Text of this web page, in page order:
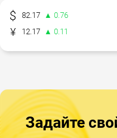
82.17 ▲ 0.76
12.17
▲ 0.11
Задайте